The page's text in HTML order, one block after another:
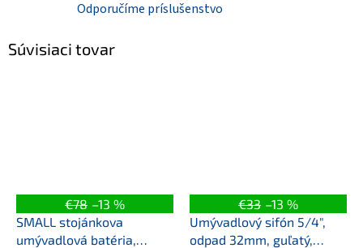
Odporučíme príslušenstvo
Súvisiaci tovar
€78 –13 %
SMALL stojánkova
umývadlová batéria,
€33 –13 %
Umývadlový sifón 5/4",
odpad 32mm, guľatý,